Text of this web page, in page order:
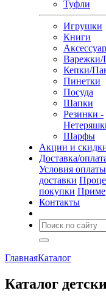
Туфли
Игрушки
Книги
Варежки/
Кепки/
Пинетки
Посуда
Шапки
Резинки -
Шарфы
Акции и
Доставка/
Условия оплаты
доставки
покупки
Контакты
ГлавнаяКаталог
Каталог